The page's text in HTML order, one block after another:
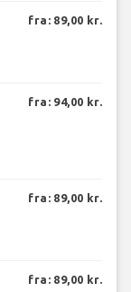
fra: 89,00 kr.
fra: 94,00 kr.
fra: 89,00 kr.
fra: 89,00 kr.